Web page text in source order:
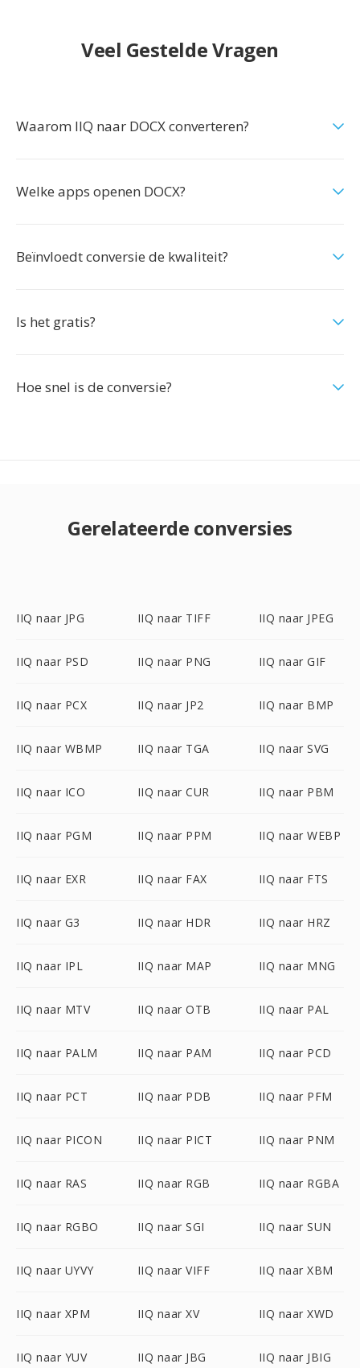
Veel Gestelde Vragen
Waarom IIQ naar DOCX converteren?
Welke apps openen DOCX?
Beïnvloedt conversie de kwaliteit?
Is het gratis?
Hoe snel is de conversie?
Gerelateerde conversies
IIQ naar JPG IIQ naar TIFF IIQ naar JPEG
IIQ naar PSD IIQ naar PNG IIQ naar GIF
IIQ naar PCX IIQ naar JP2 IIQ naar BMP
IIQ naar WBMP IIQ naar TGA IIQ naar SVG
IIQ naar ICO IIQ naar CUR IIQ naar PBM
IIQ naar PGM IIQ naar PPM IIQ naar WEBP
IIQ naar EXR IIQ naar FAX IIQ naar FTS
IIQ naar G3 IIQ naar HDR IIQ naar HRZ
IIQ naar IPL IIQ naar MAP IIQ naar MNG
IIQ naar MTV IIQ naar OTB IIQ naar PAL
IIQ naar PALM IIQ naar PAM IIQ naar PCD
IIQ naar PCT IIQ naar PDB IIQ naar PFM
IIQ naar PICON IIQ naar PICT IIQ naar PNM
IIQ naar RAS IIQ naar RGB IIQ naar RGBA
IIQ naar RGBO IIQ naar SGI IIQ naar SUN
IIQ naar UYVY IIQ naar VIFF IIQ naar XBM
IIQ naar XPM IIQ naar XV IIQ naar XWD
IIQ naar YUV IIQ naar JBG IIQ naar JBIG